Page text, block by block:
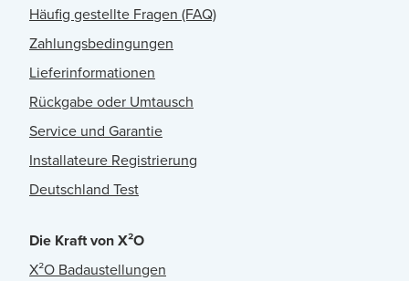
Häufig gestellte Fragen (FAQ)
Zahlungsbedingungen
Lieferinformationen
Rückgabe oder Umtausch
Service und Garantie
Installateure Registrierung
Deutschland Test
Die Kraft von X²O
X²O Badaustellungen